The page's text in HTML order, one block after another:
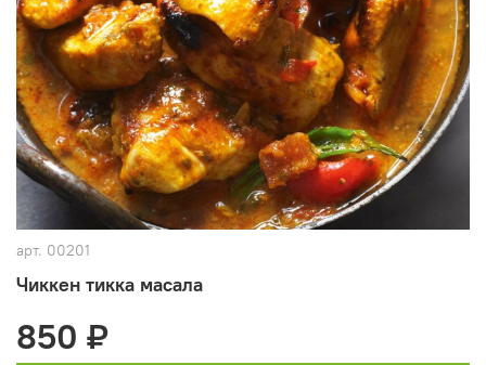
арт. 00201
Чиккен тикка масала
850 ₽